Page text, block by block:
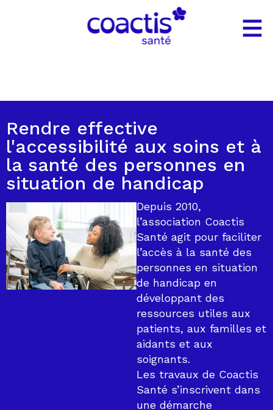
Rendre effective
l'accessibilité aux soins et à
la santé des personnes en
situation de handicap
Depuis 2010,
l’association Coactis
Santé agit pour faciliter
l’accès à la santé des
personnes en situation
de handicap en
développant des
ressources utiles aux
patients, aux familles et
aidants et aux
soignants.
Les travaux de Coactis
Santé s’inscrivent dans
une démarche